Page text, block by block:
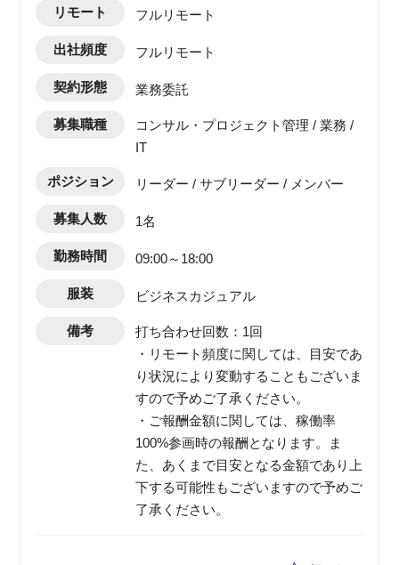
リモート フルリモート
出社頻度 フルリモート
契約形態 業務委託
募集職種
コンサル・プロジェクト管理 / 業務 /
IT
ポジション リーダー / サブリーダー / メンバー
募集人数 1名
勤務時間 09:00～18:00
服装 ビジネスカジュアル
備考
打ち合わせ回数：1回
・リモート頻度に関しては、目安であ
り状況により変動することもございま
すので予めご了承ください。
・ご報酬金額に関しては、稼働率
100%参画時の報酬となります。ま
た、あくまで目安となる金額であり上
下する可能性もございますので予めご
了承ください。